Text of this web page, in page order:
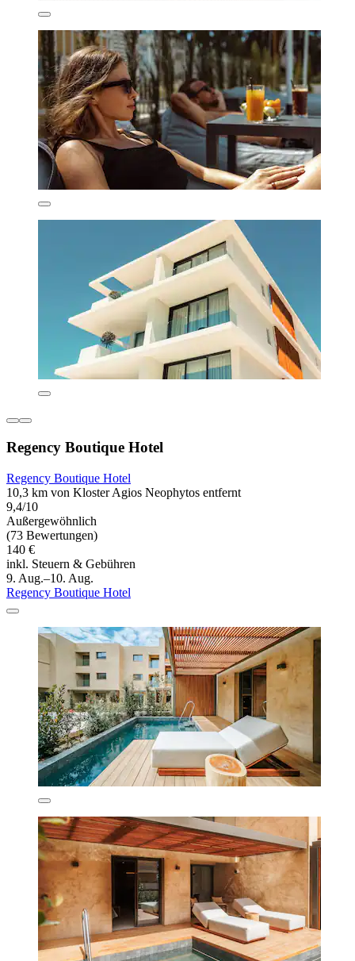
Regency Boutique Hotel
Regency Boutique Hotel
10,3 km von Kloster Agios Neophytos entfernt
9,4/10
Außergewöhnlich
(73 Bewertungen)
140 €
inkl. Steuern & Gebühren
9. Aug.–10. Aug.
Regency Boutique Hotel